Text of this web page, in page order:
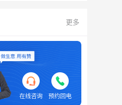
更多
在线咨询 预约回电